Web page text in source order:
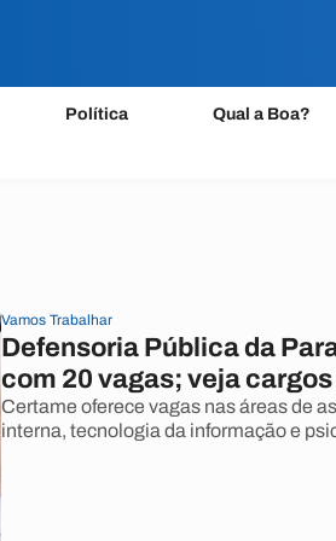
Política Qual a Boa?
Vamos Trabalhar
Defensoria Pública da
com 20 vagas; veja
Certame oferece vagas nas áreas de
interna, tecnologia da informação e